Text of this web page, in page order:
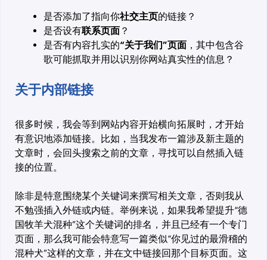
是否添加了指向你社交主页的链接？
是否设有联系页面 ？
是否有内容扎实的“关于我们”页面 ，其中包含谷
歌可能抓取并用以识别你网站真实性的信息？
关于内部链接
很多时候，我会等到网站内容开始横向拓展时，才开始
有意识地添加链接。比如，当我发布一篇涉及新主题的
文章时，会回头搜索之前的文章，寻找可以自然插入链
接的位置。
除非是特意围绕某个关键词来撰写相关文章，否则我从
不勉强插入外链或内链。举例来说，如果我希望提升“德
国牧羊犬混种”这个关键词的排名，并且已经有一个专门
页面，那么我可能会特意写一篇类似“你见过的最滑稽的
混种犬”这样的文章，并在文中链接回那个目标页面。这